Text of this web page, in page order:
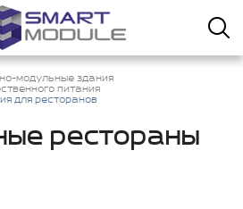
модульные здания
питания
для ресторанов
рестораны